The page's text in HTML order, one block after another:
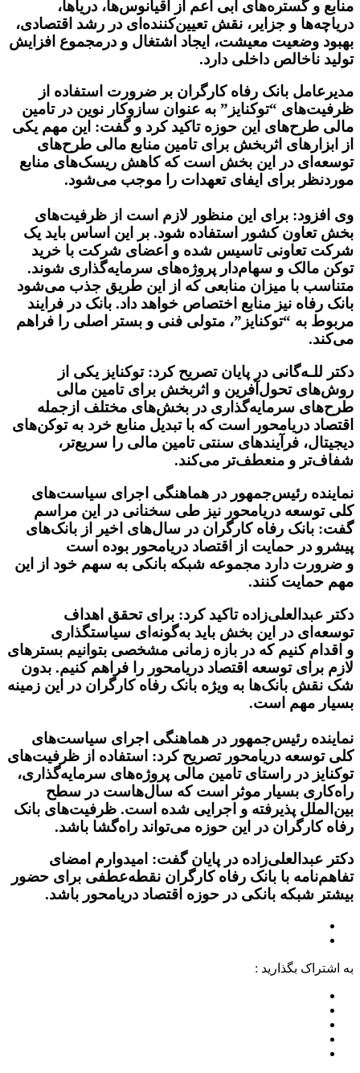
منابع و گستره‌های آبی اعم از اقیانوس‌ها، دریاها،
دریاچه‌ها و جزایر، نقش تعیین‌کننده‌ای در رشد اقتصادی،
بهبود وضعیت معیشت، ایجاد اشتغال و درمجموع افزایش
تولید ناخالص داخلی دارد.
مدیرعامل بانک رفاه کارگران بر ضرورت استفاده از
ظرفیت‌های “توکنایز” به عنوان سازوکار نوین در تامین
مالی طرح‌های این حوزه تاکید کرد و گفت: این مهم یکی
از ابزارهای اثربخش برای تامین منابع مالی طرح‌های
توسعه‌ای در این بخش است که کاهش ریسک‌های منابع
موردنظر برای ایفای تعهدات را موجب می‌شود.
وی افزود: برای این منظور لازم است از ظرفیت‌های
بخش تعاون کشور استفاده شود. بر این اساس باید یک
شرکت تعاونی تاسیس شده و اعضای شرکت با خرید
توکن مالک و سهام‌دار پروژه‌های سرمایه‌گذاری ‌شوند.
متناسب با میزان منابعی که از این طریق جذب می‌شود
بانک رفاه نیز منابع اختصاص خواهد داد. بانک در فرایند
مربوط به “توکنایز”، متولی فنی و بستر اصلی را فراهم
می‌کند.
دکتر للـه‌گانی در پایان تصریح کرد: توکنایز یکی از
روش‌های تحول‌آفرین و اثربخش برای تامین مالی
طرح‌های سرمایه‌گذاری در بخش‌های مختلف ازجمله
اقتصاد دریامحور است که با تبدیل منابع خرد به توکن‌های
دیجیتال، فرآیندهای سنتی تامین مالی را سریع‌تر،
شفاف‌تر و منعطف‌تر می‌کند.
نماینده رئیس‌جمهور در هماهنگی اجرای سیاست‌های
کلی توسعه دریامحور نیز طی سخنانی در این مراسم
گفت: بانک رفاه کارگران در سال‌های اخیر از بانک‌های
پیشرو در حمایت از اقتصاد دریامحور بوده است
و ضرورت دارد مجموعه شبکه بانکی به سهم خود از این
مهم حمایت کنند.
دکتر عبدالعلی‌زاده تاکید کرد: برای تحقق اهداف
توسعه‌ای در این بخش باید به‌گونه‌ای سیاستگذاری
و اقدام کنیم که در بازه زمانی مشخصی بتوانیم بسترهای
لازم برای توسعه اقتصاد دریامحور را فراهم کنیم. بدون
شک نقش بانک‌ها به ویژه بانک رفاه کارگران در این زمینه
بسیار مهم است.
نماینده رئیس‌جمهور در هماهنگی اجرای سیاست‌های
کلی توسعه دریامحور تصریح کرد: استفاده از ظرفیت‌های
توکنایز در راستای تامین مالی پروژه‌های سرمایه‌گذاری،
راه‌کاری بسیار موثر است که سال‌هاست در سطح
بین‌الملل پذیرفته و اجرایی شده است. ظرفیت‌های بانک
رفاه کارگران در این حوزه می‌تواند راه‌گشا باشد.
دکتر عبدالعلی‌زاده در پایان گفت: امیدوارم امضای
تفاهم‌نامه با بانک رفاه کارگران نقطه‌عطفی برای حضور
بیشتر شبکه بانکی در حوزه اقتصاد دریامحور باشد.
به اشتراک بگذارید :